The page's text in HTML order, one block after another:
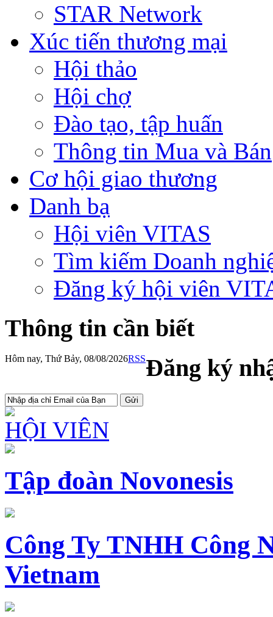
STAR Network
Xúc tiến thương mại
Hội thảo
Hội chợ
Đào tạo, tập huấn
Thông tin Mua và Bán
Cơ hội giao thương
Danh bạ
Hội viên VITAS
Tìm kiếm Doanh
Đăng ký hội viên
Thông tin cần biết
Hôm nay, Thứ Bảy, 08/08/2026RSSĐăng ký
HỘI VIÊN
Tập đoàn Novonesis
Công Ty TNHH Công
Vietnam